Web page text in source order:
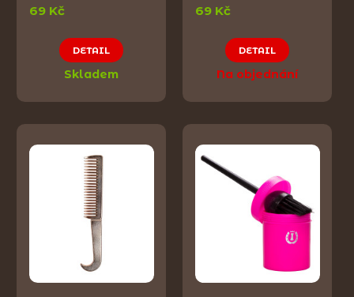
69 Kč
DETAIL
Skladem
69 Kč
DETAIL
Na objednání